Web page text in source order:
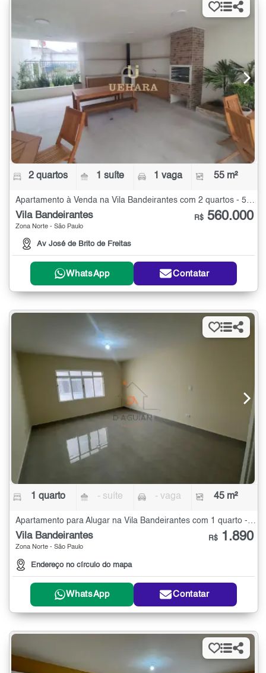
2 quartos 1 suíte 1 vaga 55 m²
Apartamento à Venda na Vila Bandeirantes com 2 quartos - 55 m²
Vila Bandeirantes
Zona Norte - São Paulo
Av José de Brito de Freitas
R$ 560.000
WhatsApp Contatar
1 quarto - suíte - vaga 45 m²
Apartamento para Alugar na Vila Bandeirantes com 1 quarto - 45 m²
Vila Bandeirantes
Zona Norte - São Paulo
Endereço no círculo do mapa
R$ 1.890
WhatsApp Contatar